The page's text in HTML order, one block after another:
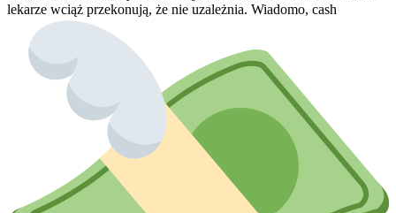
lekarze wciąż przekonują, że nie uzależnia. Wiadomo, cash